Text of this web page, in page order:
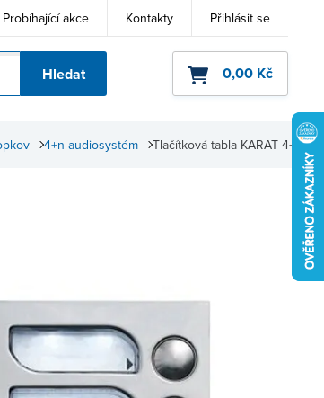
Probíhající akce Kontakty Přihlásit se
Hledat 0,00 Kč
Tlačítková tabla KARAT 4+n
4+n audiosystém